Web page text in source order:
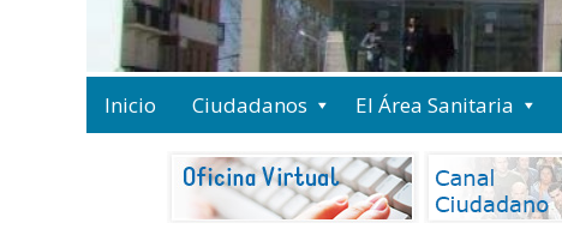
Inicio Ciudadanos El Área Sanitaria